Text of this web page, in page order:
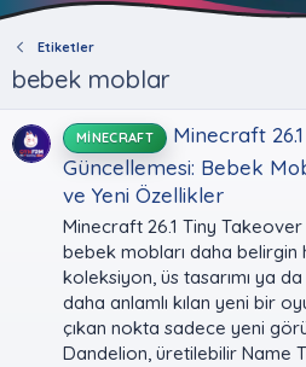
Etiketler
bebek moblar
MINECRAFT
Minecraft
Güncellemesi: Bebek
ve Yeni Özellikler
Minecraft 26.1 Tiny
bebek mobları daha belirgin
koleksiyon, üs tasarımı ya
daha anlamlı kılan yeni bir
çıkan nokta sadece yeni
Dandelion, üretilebilir Name